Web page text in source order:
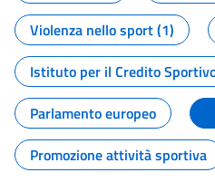
Violenza nello sport (1)
Istituto per il Credito
Parlamento europeo
Promozione attività sportiva